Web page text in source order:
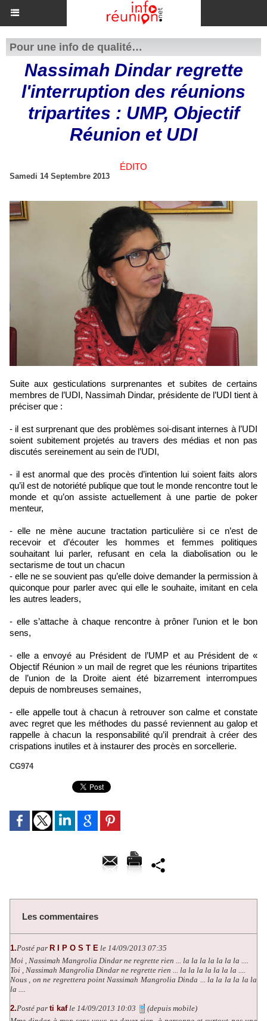
Pour une info de qualité…
Nassimah Dindar regrette
l'interruption des réunions
tripartites : UMP, Objectif
Réunion et UDI
ÉDITO
Samedi 14 Septembre 2013
Suite aux gesticulations surprenantes et subites de certains
membres de l’UDI, Nassimah Dindar, présidente de l’UDI tient à
préciser que :
- il est surprenant que des problèmes soi-disant internes à l’UDI
soient subitement projetés au travers des médias et non pas
discutés sereinement au sein de l’UDI,
- il est anormal que des procès d’intention lui soient faits alors
qu’il est de notoriété publique que tout le monde rencontre tout le
monde et qu’on assiste actuellement à une partie de poker
menteur,
- elle ne mène aucune tractation particulière si ce n’est de
recevoir et d’écouter les hommes et femmes politiques
souhaitant lui parler, refusant en cela la diabolisation ou le
sectarisme de tout un chacun
- elle ne se souvient pas qu’elle doive demander la permission à
quiconque pour parler avec qui elle le souhaite, imitant en cela
les autres leaders,
- elle s’attache à chaque rencontre à prôner l’union et le bon
sens,
- elle a envoyé au Président de l’UMP et au Président de «
Objectif Réunion » un mail de regret que les réunions tripartites
de l’union de la Droite aient été bizarrement interrompues
depuis de nombreuses semaines,
- elle appelle tout à chacun à retrouver son calme et constate
avec regret que les méthodes du passé reviennent au galop et
rappelle à chacun la responsabilité qu’il prendrait à créer des
crispations inutiles et à instaurer des procès en sorcellerie.
CG974
Les commentaires
1.Posté par R I P O S T E le 14/09/2013 07:35
Moi , Nassimah Mangrolia Dindar ne regrette rien ... la la la la la la la ....
Toi , Nassimah Mangrolia Dindar ne regrette rien ... la la la la la la la ....
Nous , on ne regrettera point Nassimah Mangrolia Dinda ... la la la la la la
la ....
2.Posté par ti kaf le 14/09/2013 10:03
(depuis mobile)